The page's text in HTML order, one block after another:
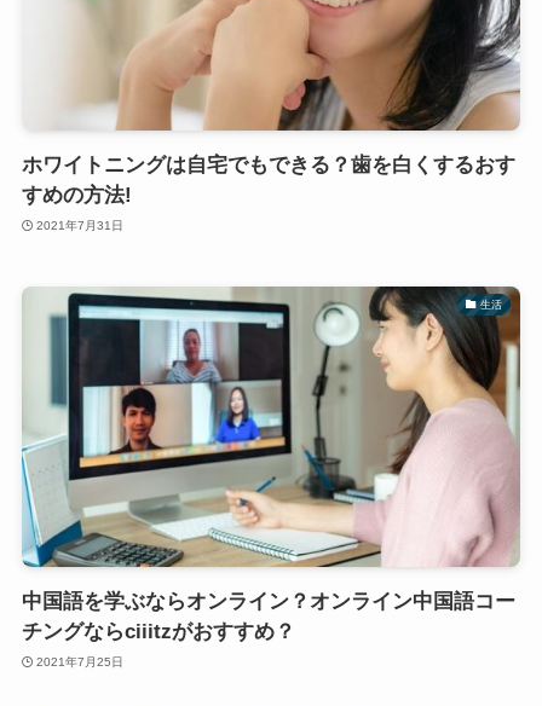
ホワイトニングは自宅でもできる？歯を白くするおす
すめの方法!
2021年7月31日
生活
中国語を学ぶならオンライン？オンライン中国語コー
チングならciiitzがおすすめ？
2021年7月25日